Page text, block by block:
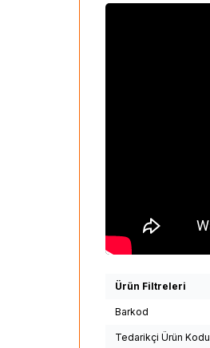
Ürün Filtreleri
Barkod
Tedarikçi Ürün Kodu